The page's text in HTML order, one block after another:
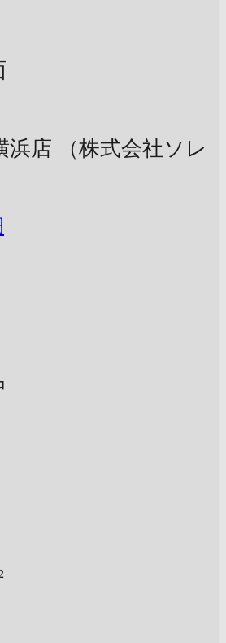
浜店 （株式会社ソレ